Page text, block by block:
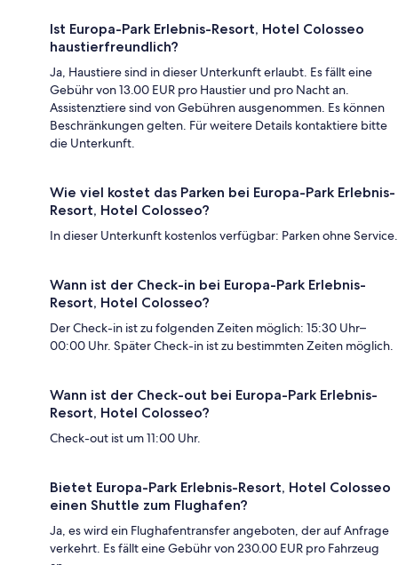
Ist Europa-Park Erlebnis-Resort, Hotel Colosseo
haustierfreundlich?
Ja, Haustiere sind in dieser Unterkunft erlaubt. Es fällt eine
Gebühr von 13.00 EUR pro Haustier und pro Nacht an.
Assistenztiere sind von Gebühren ausgenommen. Es können
Beschränkungen gelten. Für weitere Details kontaktiere bitte
die Unterkunft.
Wie viel kostet das Parken bei Europa-Park Erlebnis-
Resort, Hotel Colosseo?
In dieser Unterkunft kostenlos verfügbar: Parken ohne Service.
Wann ist der Check-in bei Europa-Park Erlebnis-
Resort, Hotel Colosseo?
Der Check-in ist zu folgenden Zeiten möglich: 15:30 Uhr–
00:00 Uhr. Später Check-in ist zu bestimmten Zeiten möglich.
Wann ist der Check-out bei Europa-Park Erlebnis-
Resort, Hotel Colosseo?
Check-out ist um 11:00 Uhr.
Bietet Europa-Park Erlebnis-Resort, Hotel Colosseo
einen Shuttle zum Flughafen?
Ja, es wird ein Flughafentransfer angeboten, der auf Anfrage
verkehrt. Es fällt eine Gebühr von 230.00 EUR pro Fahrzeug